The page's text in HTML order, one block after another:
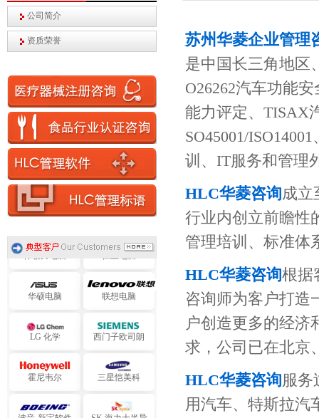
公司简介
资质荣誉
住电电装 住友电木
日本电装
迅达电子 四海电子
旭化成电子 艾默生电气
阿海珐电气 提迈克电气
施耐德电气 中达电子
伟创力电脑 仁宝电脑
华硕电脑 联想电脑
LG 化学 西门子欧司朗
霍尼韦尔 三星恺美科
波音-新宇软件
SK 海力士半导
苏州华菱企业管理
是中国长三角地区
O26262汽车功能
能力评定、TISAX
SO45001/
训、IT服务和管理
HLC华菱咨询成立
行业内创立前瞻性
管理培训、标准体
HLC华菱咨询根据
咨询师为客户打造
户创造更多的经济
求，公司已在北京
HLC华菱咨询服务
用汽车、特斯拉汽